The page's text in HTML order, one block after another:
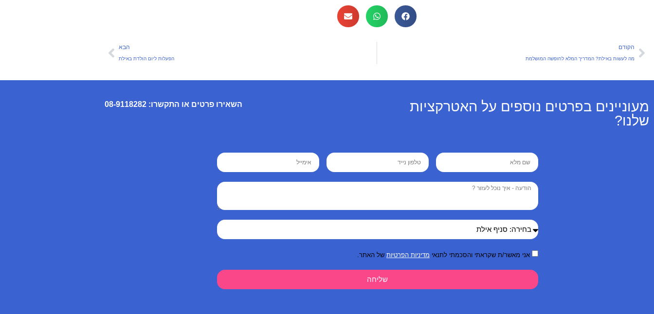
הקודם
מה לעשות באילת? המדריך המלא לחופשה המושלמת
הבא
הפעלות ליום הולדת באילת
מעוניינים בפרטים נוספים על האטרקציות
שלנו?
השאירו פרטים או התקשרו:08-9118282
אני מאשר/ת שקראתי והסכמתי לתנאי מדיניות הפרטיותשל האתר.
שליחה